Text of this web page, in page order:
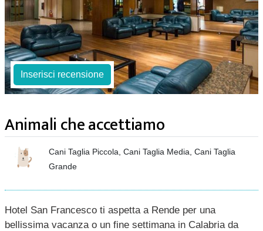
Inserisci recensione
Animali che accettiamo
Cani Taglia Piccola, Cani Taglia Media, Cani Taglia
Grande
Hotel San Francesco ti aspetta a Rende per una
bellissima vacanza o un fine settimana in Calabria da